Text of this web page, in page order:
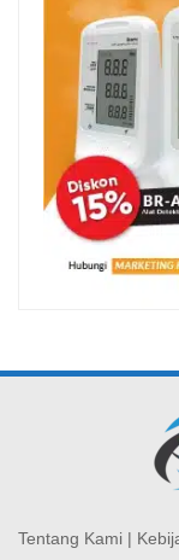
Tentang Kami |